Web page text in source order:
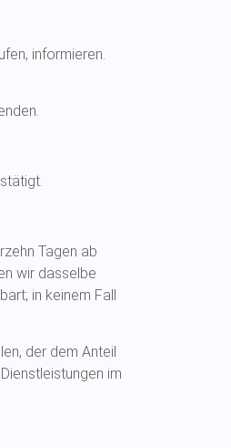
informieren.
Tagen ab
wir dasselbe
in keinem Fall
der dem Anteil
im